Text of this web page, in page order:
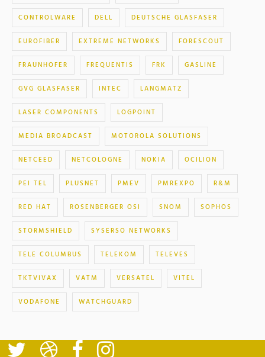
CONTROLWARE DELL DEUTSCHE GLASFASER
EUROFIBER EXTREME NETWORKS FORESCOUT
FRAUNHOFER FREQUENTIS FRK GASLINE
GVG GLASFASER INTEC LANGMATZ
LASER COMPONENTS LOGPOINT
MEDIA BROADCAST MOTOROLA SOLUTIONS
NETCEED NETCOLOGNE NOKIA OCILION
PEI TEL PLUSNET PMEV PMREXPO R&M
RED HAT ROSENBERGER OSI SNOM SOPHOS
STORMSHIELD SYSERSO NETWORKS
TELE COLUMBUS TELEKOM TELEVES
TKTVIVAX VATM VERSATEL VITEL
VODAFONE WATCHGUARD